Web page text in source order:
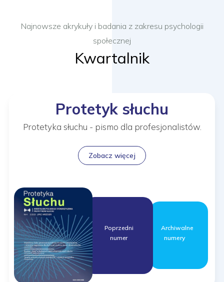
Najnowsze akrykuły i badania z zakresu psychologii
społecznej
Kwartalnik
Protetyk słuchu
Protetyka słuchu - pismo dla profesjonalistów.
Zobacz więcej
Poprzedni
numer
Archiwalne
numery